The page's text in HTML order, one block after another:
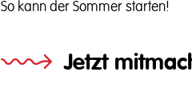
So kann der Sommer starten!
Jetzt